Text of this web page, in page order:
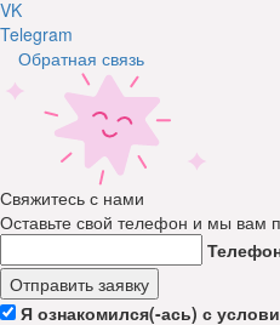
VK
Telegram
Обратная связь
Свяжитесь с нами
Оставьте свой телефон и мы вам
Отправить заявку
Я ознакомился(-ась) с